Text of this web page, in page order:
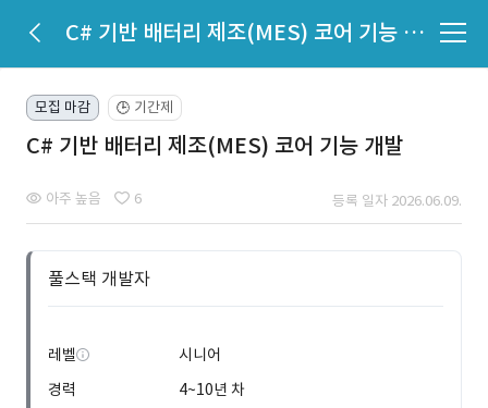
C# 기반 배터리 제조(MES) 코어 기능 개발
모집 마감 🕒 기간제
C# 기반 배터리 제조(MES) 코어 기능 개발
아주 높음 6 등록 일자 2026.06.09.
풀스택 개발자
레벨
시니어
경력
4~10년 차